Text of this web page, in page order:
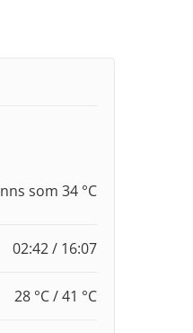
som 34 °C
02:42 / 16:07
28 °C / 41 °C